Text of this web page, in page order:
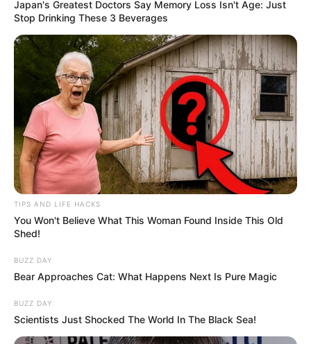
Japan's Greatest Doctors Say Memory Loss Isn't Age: Just
Stop Drinking These 3 Beverages
TIPS AND LIFE HACKS
You Won't Believe What This Woman Found Inside This Old
Shed!
BUZZ DAY
Bear Approaches Cat: What Happens Next Is Pure Magic
BUZZ DAY
Scientists Just Shocked The World In The Black Sea!